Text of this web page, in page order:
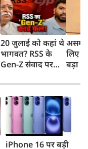
20 जुलाई को कहां थे
भागवत? RSS के
Gen-Z संवाद पर
हमला, बोले- अब
बहुत देर हो गई!
असम
लिए
बड़ा
रुपए
iPhone 16 पर बड़ी